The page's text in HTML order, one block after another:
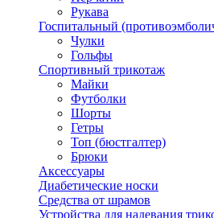
Рукава
Госпитальный
Чулки
Гольфы
Спортивный трикотаж
Майки
Футболки
Шорты
Гетры
Топ (бюстгалтер)
Брюки
Аксессуары
Диабетические носки
Средства от шрамов
Устройства для надевания